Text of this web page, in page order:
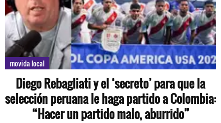
movida local
Diego Rebagliati y el ‘secreto’ para que la
selección peruana le haga partido a Colombia:
“Hacer un partido malo, aburrido”